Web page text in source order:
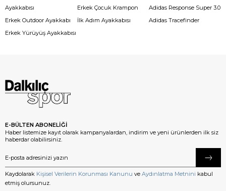
Ayakkabısı
Erkek Outdoor Ayakkabı
Erkek Yürüyüş Ayakkabısı
Erkek Çocuk Krampon
İlk Adım Ayakkabısı
Adidas Response Super 3.0
Adidas Tracefinder
E-BÜLTEN ABONELİĞİ
Haber listemize kayıt olarak kampanyalardan, indirim ve yeni ürünlerden ilk siz
haberdar olabilirsiniz.
Kaydolarak Kişisel Verilerin Korunması Kanunu ve Aydınlatma Metnini kabul
etmiş olursunuz.